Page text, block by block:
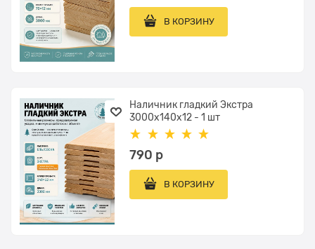
В КОРЗИНУ
Наличник гладкий Экстра
3000x140x12 - 1 шт
790 р
В КОРЗИНУ